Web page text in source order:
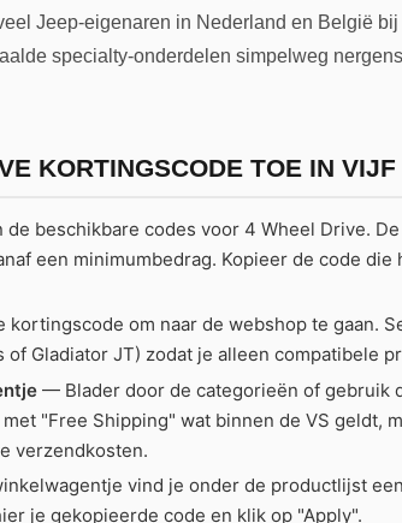
Jeep-eigenaren in Nederland en België
specialty-onderdelen simpelweg
KORTINGSCODE TOE IN VIJF
beschikbare codes voor 4 Wheel Drive.
een minimumbedrag. Kopieer de code die
om naar de webshop te gaan.
Gladiator JT) zodat je alleen compatibele
— Blader door de categorieën of gebruik
"Free Shipping" wat binnen de VS geldt,
verzendkosten.
vind je onder de productlijst
je gekopieerde code en klik op "Apply".